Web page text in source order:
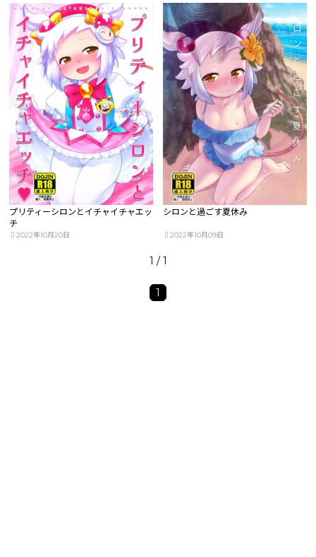
プリティーシロンとイチャイチャエッ
チ
2022年10月20日
シロンと過ごす夏休み
2022年10月09日
1 / 1
1